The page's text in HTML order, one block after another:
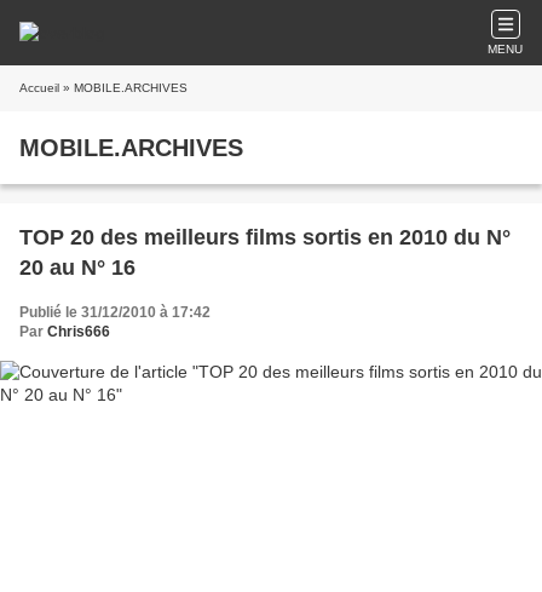
MENU
Accueil » MOBILE.ARCHIVES
MOBILE.ARCHIVES
TOP 20 des meilleurs films sortis en 2010 du N°
20 au N° 16
Publié le 31/12/2010 à 17:42
Par Chris666